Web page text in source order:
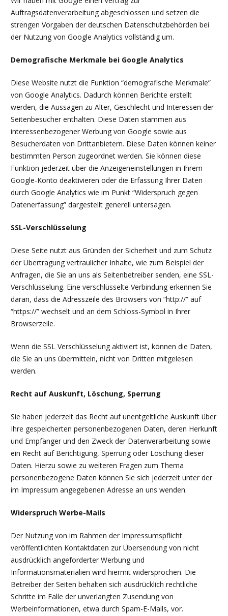
Auftragsdatenverarbeitung abgeschlossen und setzen die
strengen Vorgaben der deutschen Datenschutzbehörden bei
der Nutzung von Google Analytics vollständig um.
Demografische Merkmale bei Google Analytics
Diese Website nutzt die Funktion “demografische Merkmale”
von Google Analytics. Dadurch können Berichte erstellt
werden, die Aussagen zu Alter, Geschlecht und Interessen der
Seitenbesucher enthalten. Diese Daten stammen aus
interessenbezogener Werbung von Google sowie aus
Besucherdaten von Drittanbietern. Diese Daten können keiner
bestimmten Person zugeordnet werden. Sie können diese
Funktion jederzeit über die Anzeigeneinstellungen in Ihrem
Google-Konto deaktivieren oder die Erfassung Ihrer Daten
durch Google Analytics wie im Punkt “Widerspruch gegen
Datenerfassung” dargestellt generell untersagen.
SSL-Verschlüsselung
Diese Seite nutzt aus Gründen der Sicherheit und zum Schutz
der Übertragung vertraulicher Inhalte, wie zum Beispiel der
Anfragen, die Sie an uns als Seitenbetreiber senden, eine SSL-
Verschlüsselung. Eine verschlüsselte Verbindung erkennen Sie
daran, dass die Adresszeile des Browsers von “http://” auf
“https://” wechselt und an dem Schloss-Symbol in Ihrer
Browserzeile.
Wenn die SSL Verschlüsselung aktiviert ist, können die Daten,
die Sie an uns übermitteln, nicht von Dritten mitgelesen
werden.
Recht auf Auskunft, Löschung, Sperrung
Sie haben jederzeit das Recht auf unentgeltliche Auskunft über
Ihre gespeicherten personenbezogenen Daten, deren Herkunft
und Empfänger und den Zweck der Datenverarbeitung sowie
ein Recht auf Berichtigung, Sperrung oder Löschung dieser
Daten. Hierzu sowie zu weiteren Fragen zum Thema
personenbezogene Daten können Sie sich jederzeit unter der
im Impressum angegebenen Adresse an uns wenden.
Widerspruch Werbe-Mails
Der Nutzung von im Rahmen der Impressumspflicht
veröffentlichten Kontaktdaten zur Übersendung von nicht
ausdrücklich angeforderter Werbung und
Informationsmaterialien wird hiermit widersprochen. Die
Betreiber der Seiten behalten sich ausdrücklich rechtliche
Schritte im Falle der unverlangten Zusendung von
Werbeinformationen, etwa durch Spam-E-Mails, vor.